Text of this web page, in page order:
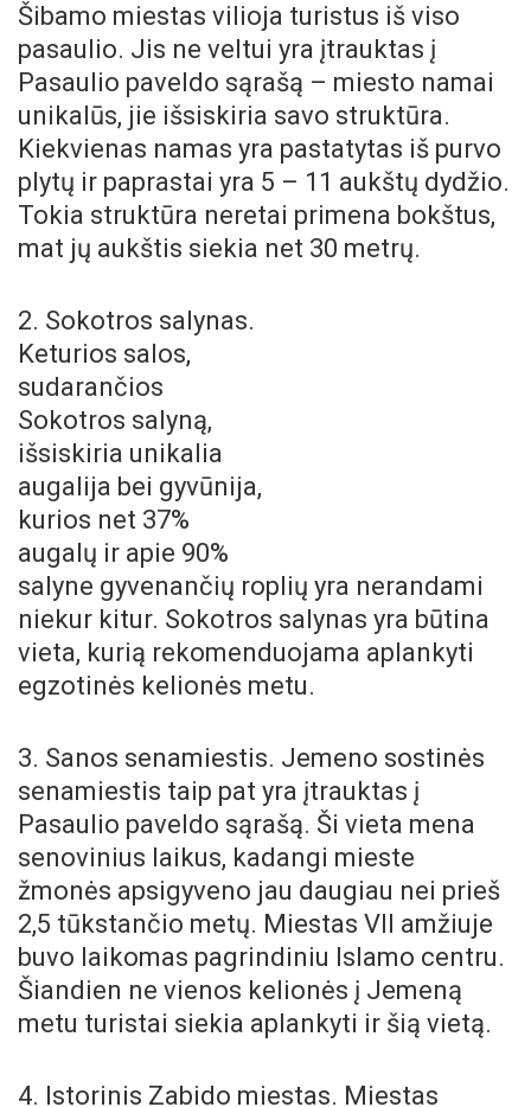
Šibamo miestas vilioja turistus iš viso
pasaulio. Jis ne veltui yra įtrauktas į
Pasaulio paveldo sąrašą – miesto namai
unikalūs, jie išsiskiria savo struktūra.
Kiekvienas namas yra pastatytas iš purvo
plytų ir paprastai yra 5 – 11 aukštų dydžio.
Tokia struktūra neretai primena bokštus,
mat jų aukštis siekia net 30 metrų.
2. Sokotros salynas.
Keturios salos,
sudarančios
Sokotros salyną,
išsiskiria unikalia
augalija bei gyvūnija,
kurios net 37%
augalų ir apie 90%
salyne gyvenančių roplių yra nerandami
niekur kitur. Sokotros salynas yra būtina
vieta, kurią rekomenduojama aplankyti
egzotinės kelionės metu.
3. Sanos senamiestis. Jemeno sostinės
senamiestis taip pat yra įtrauktas į
Pasaulio paveldo sąrašą. Ši vieta mena
senovinius laikus, kadangi mieste
žmonės apsigyveno jau daugiau nei prieš
2,5 tūkstančio metų. Miestas VII amžiuje
buvo laikomas pagrindiniu Islamo centru.
Šiandien ne vienos kelionės į Jemeną
metu turistai siekia aplankyti ir šią vietą.
4. Istorinis Zabido miestas. Miestas